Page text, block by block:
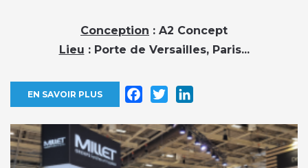
Conception : A2 Concept
Lieu : Porte de Versailles, Paris...
EN SAVOIR PLUS Facebook
Twitter